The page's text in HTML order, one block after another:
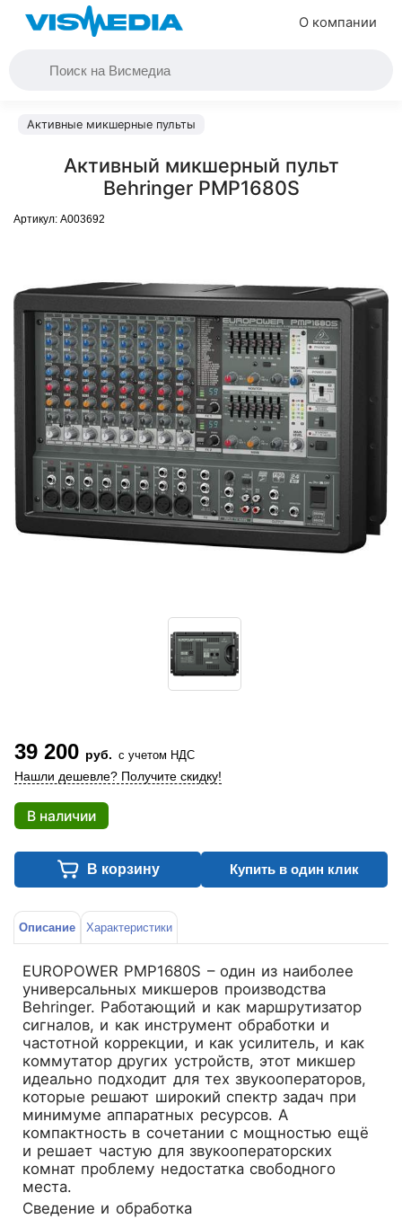
О компании
Активные микшерные пульты
Активный микшерный пульт
Behringer PMP1680S
Артикул: A003692
39 200 руб. с учетом НДС
Нашли дешевле? Получите скидку!
В наличии
В корзину Купить в один клик
Описание Характеристики
EUROPOWER PMP1680S – один из наиболее
универсальных микшеров производства
Behringer. Работающий и как маршрутизатор
сигналов, и как инструмент обработки и
частотной коррекции, и как усилитель, и как
коммутатор других устройств, этот микшер
идеально подходит для тех звукооператоров,
которые решают широкий спектр задач при
минимуме аппаратных ресурсов. А
компактность в сочетании с мощностью ещё
и решает частую для звукооператорских
комнат проблему недостатка свободного
места.
Сведение и обработка